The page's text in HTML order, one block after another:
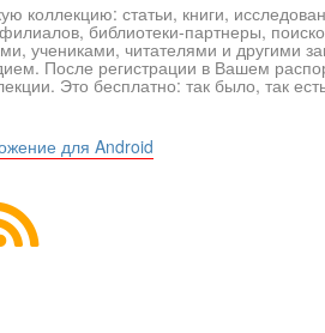
коллекцию: статьи, книги,
библиотеки-партнеры,
учениками, читателями и другими
После регистрации в Вашем
Это бесплатно: так было, так
для Android